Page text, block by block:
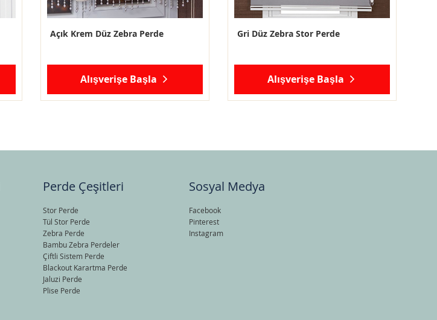
Açık Krem Düz Zebra Perde
Alışverişe Başla
Gri Düz Zebra Stor Perde
Alışverişe Başla
Perde Çeşitleri
Stor Perde
Tül Stor Perde
Zebra Perde
Bambu Zebra Perdeler
Çiftli Sistem Perde
Blackout Karartma Perde
Jaluzi Perde
Plise Perde
Sosyal Medya
Facebook
Pinterest
Instagram